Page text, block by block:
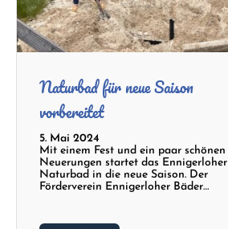
Naturbad für neue Saison
vorbereitet
5. Mai 2024
Mit einem Fest und ein paar schönen
Neuerungen startet das Ennigerloher
Naturbad in die neue Saison. Der
Förderverein Ennigerloher Bäder…